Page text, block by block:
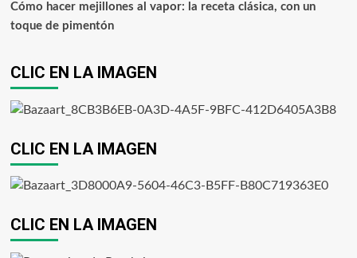
Cómo hacer mejillones al vapor: la receta clásica, con un
toque de pimentón
CLIC EN LA IMAGEN
CLIC EN LA IMAGEN
CLIC EN LA IMAGEN